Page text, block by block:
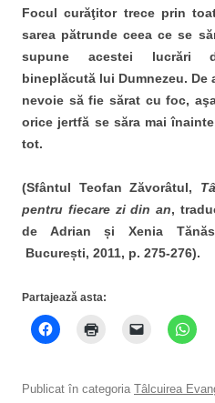
Focul curăţitor trece prin
sarea pătrunde ceea ce se
supune acestei lucrări
bineplăcută lui Dumnezeu. De
nevoie să fie sărat cu foc,
orice jertfă se săra mai
tot.
(Sfântul Teofan Zăvorâtul,
pentru fiecare zi din an,
de Adrian și Xenia
București, 2011, p. 275-276).
Partajează asta:
Publicat în categoria Tâlcuirea